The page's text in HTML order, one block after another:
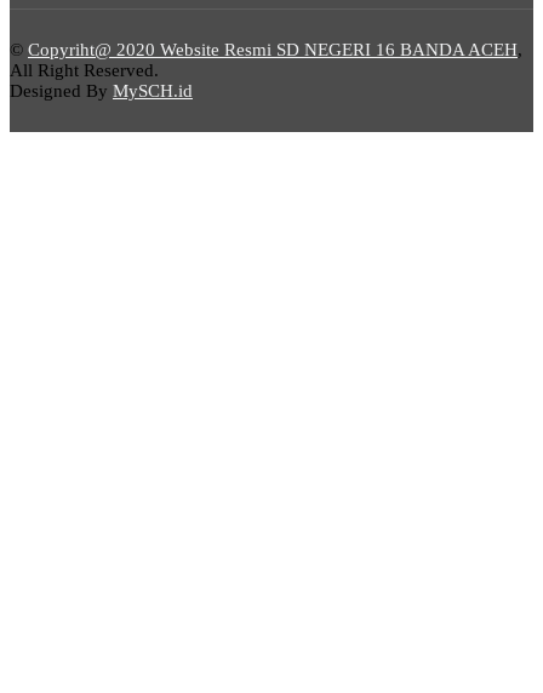
© Copyriht@ 2020 Website Resmi SD NEGERI 16 BANDA ACEH,
All Right Reserved.
Designed By MySCH.id